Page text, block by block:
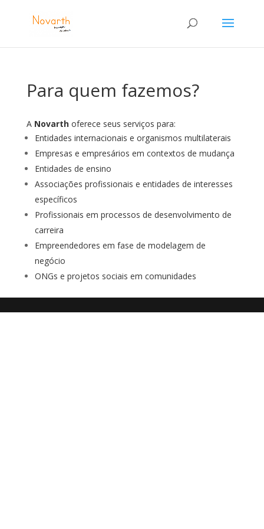
Para quem fazemos?
A Novarthoferece seus serviços para:
Entidades internacionais e organismos multilaterais
Empresas e empresários em contextos de mudança
Entidades de ensino
Associações profissionais e entidades de interesses
específicos
Profissionais em processos de desenvolvimento de
carreira
Empreendedores em fase de modelagem de
negócio
ONGs e projetos sociais em comunidades